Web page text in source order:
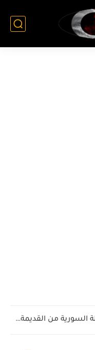
رابط تحويل العملة السورية من القديمة إلى الجديدة 2026